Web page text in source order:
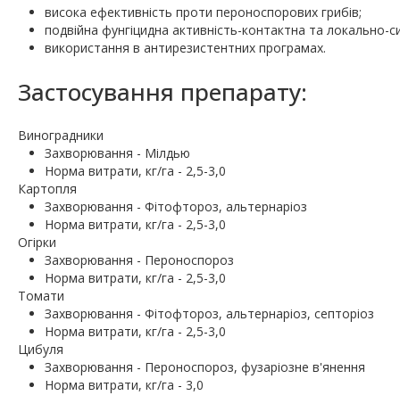
висока ефективність проти пероноспорових грибів;
подвійна фунгіцидна активність-контактна та локально-
використання в антирезистентних програмах.
Застосування препарату:
Виноградники
Захворювання - Мілдью
Норма витрати, кг/га - 2,5-3,0
Картопля
Захворювання - Фітофтороз, альтернаріоз
Норма витрати, кг/га - 2,5-3,0
Огірки
Захворювання - Пероноспороз
Норма витрати, кг/га - 2,5-3,0
Томати
Захворювання - Фітофтороз, альтернаріоз, септоріоз
Норма витрати, кг/га - 2,5-3,0
Цибуля
Захворювання - Пероноспороз, фузаріозне в'янення
Норма витрати, кг/га - 3,0